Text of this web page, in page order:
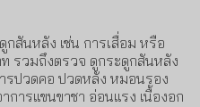
นหลัง เช่น การเสื่อม หรือ
รวมถึงตรวจ ดูกระดูกสันหลัง
รปวดคอ ปวดหลัง หมอนรอง
การแขนขาชา อ่อนแรง เนื้องอก